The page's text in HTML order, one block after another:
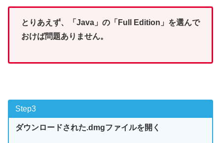
とりあえず、「Java」の「Full Edition」を選んで
おけば問題ありません。
Step3
ダウンロードされた.dmgファイルを開く